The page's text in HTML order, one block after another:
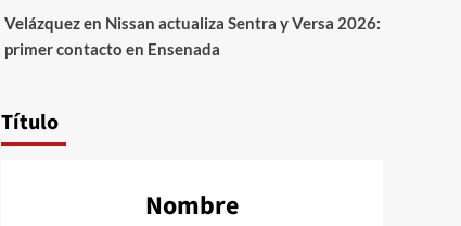
Velázquezen Nissan actualiza Sentra y Versa 2026:
primer contacto en Ensenada
Título
Nombre